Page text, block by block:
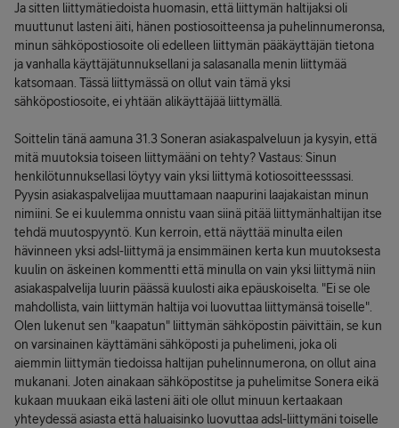
Ja sitten liittymätiedoista huomasin, että liittymän haltijaksi oli
muuttunut lasteni äiti, hänen postiosoitteensa ja puhelinnumeronsa,
minun sähköpostiosoite oli edelleen liittymän pääkäyttäjän tietona
ja vanhalla käyttäjätunnuksellani ja salasanalla menin liittymää
katsomaan. Tässä liittymässä on ollut vain tämä yksi
sähköpostiosoite, ei yhtään alikäyttäjää liittymällä.
Soittelin tänä aamuna 31.3 Soneran asiakaspalveluun ja kysyin, että
mitä muutoksia toiseen liittymääni on tehty? Vastaus: Sinun
henkilötunnuksellasi löytyy vain yksi liittymä kotiosoitteesssasi.
Pyysin asiakaspalvelijaa muuttamaan naapurini laajakaistan minun
nimiini. Se ei kuulemma onnistu vaan siinä pitää liittymänhaltijan itse
tehdä muutospyyntö. Kun kerroin, että näyttää minulta eilen
hävinneen yksi adsl-liittymä ja ensimmäinen kerta kun muutoksesta
kuulin on äskeinen kommentti että minulla on vain yksi liittymä niin
asiakaspalvelija luurin päässä kuulosti aika epäuskoiselta. "Ei se ole
mahdollista, vain liittymän haltija voi luovuttaa liittymänsä toiselle".
Olen lukenut sen "kaapatun" liittymän sähköpostin päivittäin, se kun
on varsinainen käyttämäni sähköposti ja puhelimeni, joka oli
aiemmin liittymän tiedoissa haltijan puhelinnumerona, on ollut aina
mukanani. Joten ainakaan sähköpostitse ja puhelimitse Sonera eikä
kukaan muukaan eikä lasteni äiti ole ollut minuun kertaakaan
yhteydessä asiasta että haluaisinko luovuttaa adsl-liittymäni toiselle